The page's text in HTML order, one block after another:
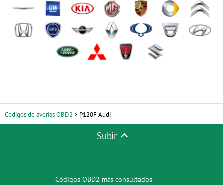
Códigos de averías OBD2 P120F Audi
Subir
Códigos OBD2 más consultados